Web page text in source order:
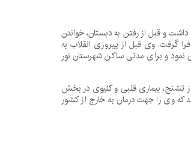
داشت و قبل از رفتن به دبستان، خواندن
گرفت. وی قبل از پیروزی انقلاب به
نمود و برای مدتی ساکن شهرستان نور
۱۳۸۶ بعلت کاهش سطح هوشیاری ناشی از تشنج، بیماری قلبی و کلیوی در بخش
که وی را جهت درمان به خارج از کشور